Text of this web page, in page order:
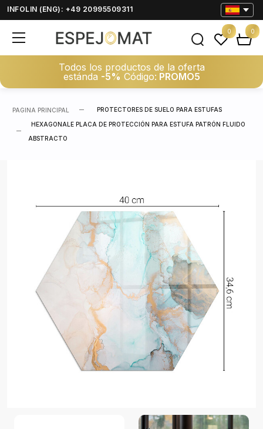
INFOLIN (ENG): +49 20995509311
Todos los productos de la oferta
estánda -5% Código: PROMO5
0 0
PAGINA PRINCIPAL PROTECTORES DE SUELO PARA ESTUFAS
HEXAGONALE PLACA DE PROTECCIÓN PARA ESTUFA PATRÓN FLUIDO
ABSTRACTO